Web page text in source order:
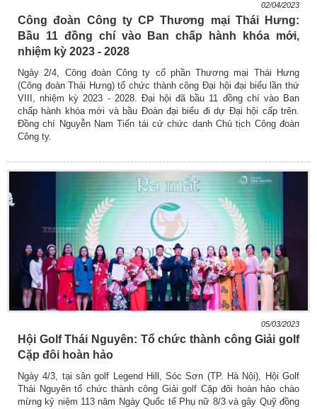
02/04/2023
Công đoàn Công ty CP Thương mại Thái Hưng:
Bầu 11 đồng chí vào Ban chấp hành khóa mới,
nhiệm kỳ 2023 - 2028
Ngày 2/4, Công đoàn Công ty cổ phần Thương mại Thái Hưng
(Công đoàn Thái Hưng) tổ chức thành công Đại hội đại biểu lần thứ
VIII, nhiệm kỳ 2023 - 2028. Đại hội đã bầu 11 đồng chí vào Ban
chấp hành khóa mới và bầu Đoàn đại biểu đi dự Đại hội cấp trên.
Đồng chí Nguyễn Nam Tiến tái cử chức danh Chủ tịch Công đoàn
Công ty.
05/03/2023
Hội Golf Thái Nguyên: Tổ chức thành công Giải golf
Cặp đôi hoàn hảo
Ngày 4/3, tại sân golf Legend Hill, Sóc Sơn (TP. Hà Nội), Hội Golf
Thái Nguyên tổ chức thành công Giải golf Cặp đôi hoàn hảo chào
mừng kỷ niệm 113 năm Ngày Quốc tế Phụ nữ 8/3 và gây Quỹ đồng